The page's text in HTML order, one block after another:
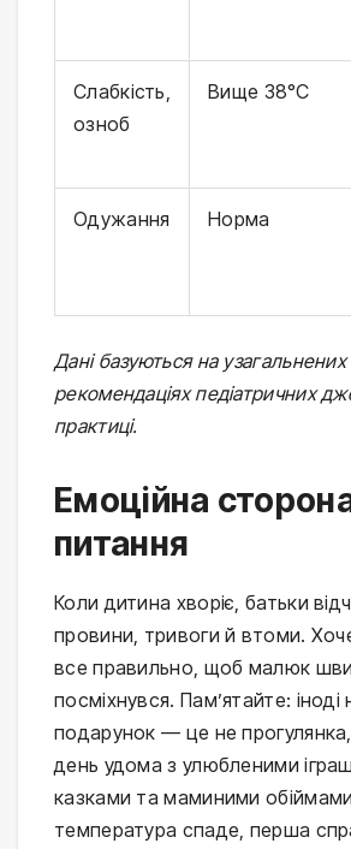
Слабкість,
озноб
Вище 38°C
Одужання Норма
Дані базуються на узагальнених
рекомендаціях педіатричних
практиці.
Емоційна
питання
Коли дитина хворіє, батьки
провини, тривоги й втоми.
все правильно, щоб малюк
посміхнувся. Пам’ятайте:
подарунок — це не
день удома з улюбленими
казками та маминими
температура спаде, перша